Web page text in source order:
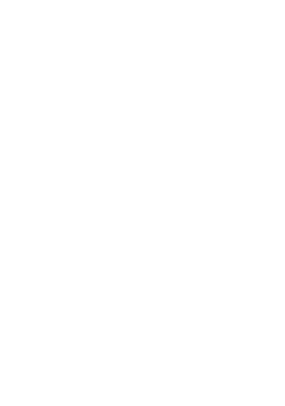
Махапрабху Брахману Курме о